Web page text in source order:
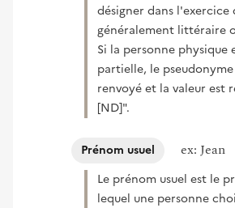
désigner dans l'exercice
généralement littéraire
Si la personne physique
partielle, le
renvoyé et la valeur est
[ND]".
Prénom usuel ex: Jean
Le prénom usuel est le
lequel une personne